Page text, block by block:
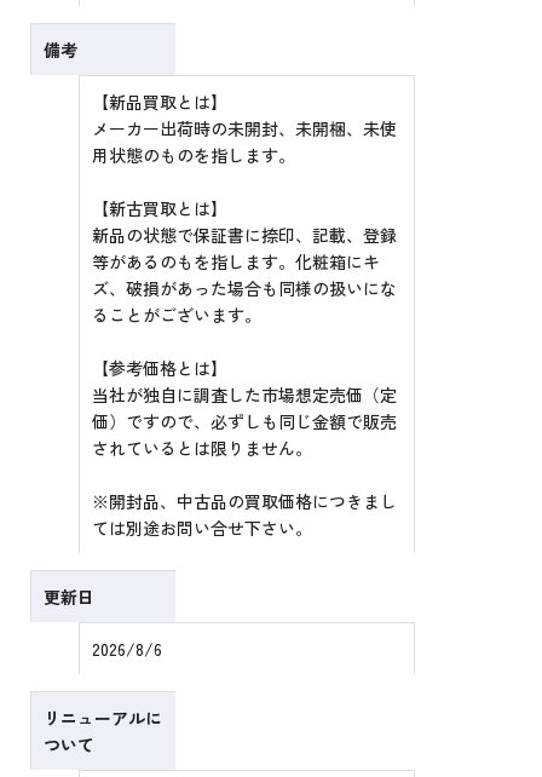
備考
【新品買取とは】
メーカー出荷時の未開封、未開梱、未使
用状態のものを指します。
【新古買取とは】
新品の状態で保証書に捺印、記載、登録
等があるのもを指します。化粧箱にキ
ズ、破損があった場合も同様の扱いにな
ることがございます。
【参考価格とは】
当社が独自に調査した市場想定売価（定
価）ですので、必ずしも同じ金額で販売
されているとは限りません。
※開封品、中古品の買取価格につきまし
ては別途お問い合せ下さい。
更新日
2026/8/6
リニューアルに
ついて